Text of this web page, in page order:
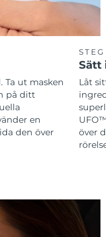
Ta ut masken
på ditt
en
den över
Sätt
Låt
över
8/12/26
8/20/26
Förväntad leverans 8/14/26
Förväntad leverans 8/12/26
Förväntad leverans 8/16/26
Förväntad leverans 8/13/26